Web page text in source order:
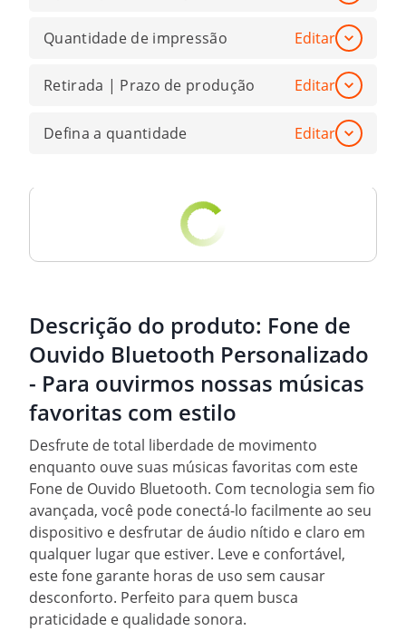
Quantidade de impressão Editar
Retirada | Prazo de produção Editar
Defina a quantidade Editar
Descrição do produto: Fone de
Ouvido Bluetooth Personalizado
- Para ouvirmos nossas músicas
favoritas com estilo
Desfrute de total liberdade de movimento
enquanto ouve suas músicas favoritas com este
Fone de Ouvido Bluetooth. Com tecnologia sem fio
avançada, você pode conectá-lo facilmente ao seu
dispositivo e desfrutar de áudio nítido e claro em
qualquer lugar que estiver. Leve e confortável,
este fone garante horas de uso sem causar
desconforto. Perfeito para quem busca
praticidade e qualidade sonora.